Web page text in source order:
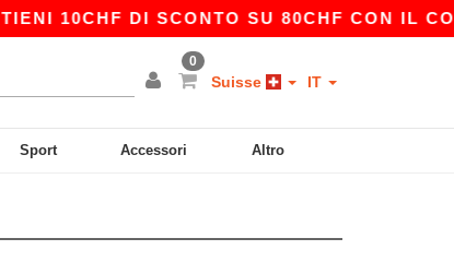
DI SCONTO SU 80CHF CON IL CODICE
0
Suisse IT
Sport Accessori Altro